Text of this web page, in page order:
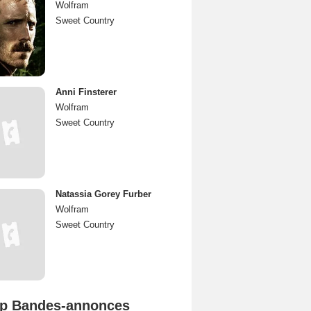
Wolfram
Sweet Country
Anni Finsterer
Wolfram
Sweet Country
Natassia Gorey Furber
Wolfram
Sweet Country
Bandes-annonces